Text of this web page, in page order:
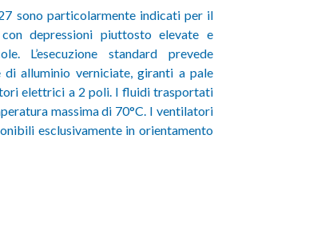
sono particolarmente indicati per il
depressioni piuttosto elevate e
L’esecuzione standard prevede
di alluminio verniciate, giranti a pale
elettrici a 2 poli. I fluidi trasportati
massima di 70°C. I ventilatori
esclusivamente in orientamento